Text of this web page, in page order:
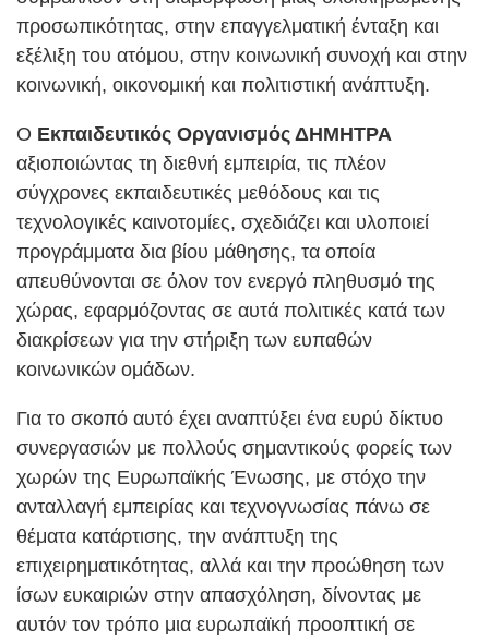
προσωπικότητας, στην επαγγελματική ένταξη και
εξέλιξη του ατόμου, στην κοινωνική συνοχή και στην
κοινωνική, οικονομική και πολιτιστική ανάπτυξη.
Ο Εκπαιδευτικός Οργανισμός ΔΗΜΗΤΡΑ
αξιοποιώντας τη διεθνή εμπειρία, τις πλέον
σύγχρονες εκπαιδευτικές μεθόδους και τις
τεχνολογικές καινοτομίες, σχεδιάζει και υλοποιεί
προγράμματα δια βίου μάθησης, τα οποία
απευθύνονται σε όλον τον ενεργό πληθυσμό της
χώρας, εφαρμόζοντας σε αυτά πολιτικές κατά των
διακρίσεων για την στήριξη των ευπαθών
κοινωνικών ομάδων.
Για το σκοπό αυτό έχει αναπτύξει ένα ευρύ δίκτυο
συνεργασιών με πολλούς σημαντικούς φορείς των
χωρών της Ευρωπαϊκής Ένωσης, με στόχο την
ανταλλαγή εμπειρίας και τεχνογνωσίας πάνω σε
θέματα κατάρτισης, την ανάπτυξη της
επιχειρηματικότητας, αλλά και την προώθηση των
ίσων ευκαιριών στην απασχόληση, δίνοντας με
αυτόν τον τρόπο μια ευρωπαϊκή προοπτική σε